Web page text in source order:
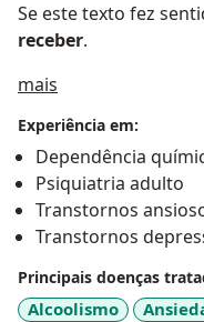
Se este texto fez
receber.
mais
Experiência em:
Dependência
Psiquiatria adulto
Transtornos
Transtornos
Principais doenças
Alcoolismo